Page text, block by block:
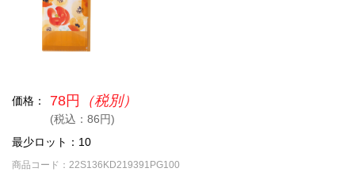
価格： 78円 （税別）
(税込：86円)
最少ロット：10
商品コード：22S136KD219391PG100